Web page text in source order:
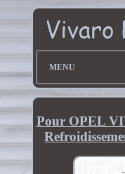
MENU
Pour OPEL